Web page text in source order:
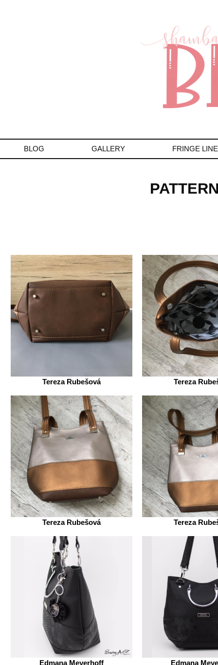
BLOG GALLERY FRINGE LINE
Tereza Rubešová Tereza
Tereza Rubešová Tereza
Edmana Meyerhoff Edmana